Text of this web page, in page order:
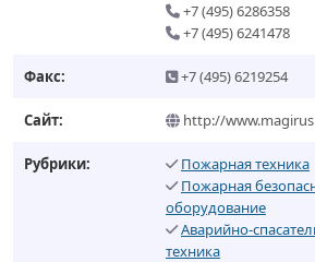
+7 (495) 6286358
+7 (495) 6241478
Факс: +7 (495) 6219254
Сайт: http://
Рубрики:
Пожарная техника
Пожарная
оборудование
Аварийно-
техника